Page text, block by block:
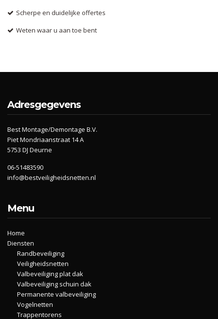
Scherpe en duidelijke offertes
Weten waar u aan toe bent
Adresgegevens
Best Montage/Demontage B.V.
Piet Mondriaanstraat 14 A
5753 DJ Deurne
06-51483590
info@bestveiligheidsnetten.nl
Menu
Home
Diensten
Randbeveiliging
Veiligheidsnetten
Valbeveiliging plat dak
Valbeveiliging schuin dak
Permanente valbeveiliging
Vogelnetten
Trappentorens